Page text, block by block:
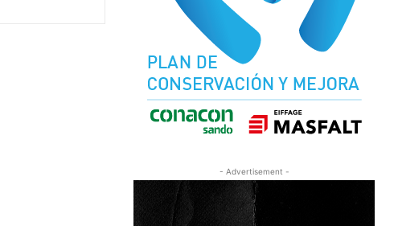
- Advertisement -